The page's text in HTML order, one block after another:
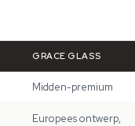
GRACE GLASS
Midden-premium
Europees ontwerp,